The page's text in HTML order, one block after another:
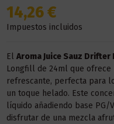
14,26 €
Impuestos incluidos
El Aroma Juice Sauz Drifter
Longfill de 24ml que ofrece
refrescante, perfecta para
un toque helado. Este
líquido añadiendo base PG/
disfrutar de una mezcla